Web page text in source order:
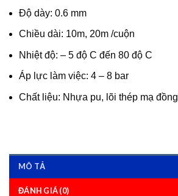
Độ dày: 0.6 mm
Chiều dài: 10m, 20m /cuộn
Nhiệt độ: – 5 độ C đến 80 độ C
Áp lực làm việc: 4 – 8 bar
Chất liệu: Nhựa pu, lõi thép mạ đồng
MÔ TẢ
ĐÁNH GIÁ (0)